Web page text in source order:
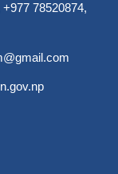
+977 78520874,